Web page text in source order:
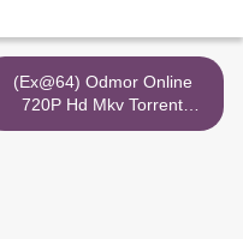
(Ex@64) Odmor Online
720P Hd Mkv Torrent
Magnet >